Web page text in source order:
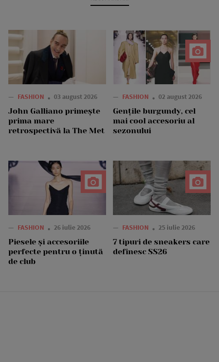
— FASHION 03 august 2026
John Galliano primește
prima mare
retrospectivă la The Met
— FASHION 02 august 2026
Gențile burgundy, cel
mai cool accesoriu al
sezonului
— FASHION 26 iulie 2026
Piesele și accesoriile
perfecte pentru o ținută
de club
— FASHION 25 iulie 2026
7 tipuri de sneakers care
definesc SS26